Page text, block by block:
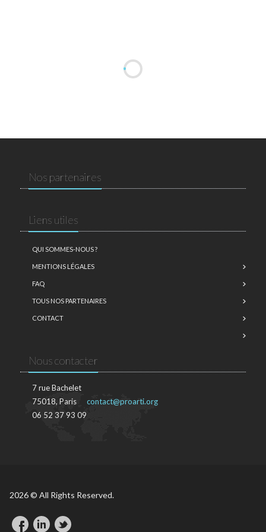
Nos partenaires
Liens utiles
QUI SOMMES-NOUS ?
MENTIONS LÉGALES
FAQ
TOUS NOS PARTENAIRES
CONTACT
Nous contacter
7 rue Bachelet
75018, Paris
06 52 37 93 09
contact@proarti.org
2026 © All Rights Reserved.